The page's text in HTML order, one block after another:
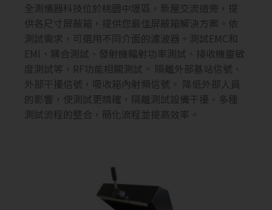
全測儀器科技位於桃園中壢區，新屋交流道旁，提
供各尺寸屏蔽箱，提供您最佳屏蔽箱解決方案。依
測試需求，可選用不同介面的濾波器。測試EMC和
EMI、耦合測試、發射機輻射功率測試、接收機靈敏
度測試等，RF功能相關測試。 隔離外部基站信號、
外部干擾信號，吸收箱內射頻信號。 降低外部人員
的影響，使測試更精確，隔離測試設備干擾，多種
測試流程的整合，簡化流程並提高效率。